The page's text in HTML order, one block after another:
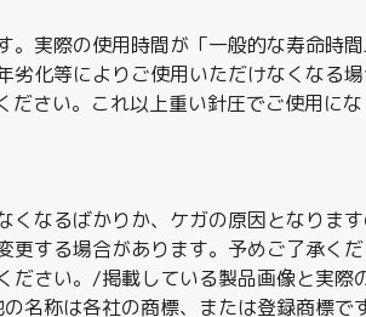
実際の使用時間が「一般的な寿命時
化等によりご使用いただけなくなる場
さい。これ以上重い針圧でご使用に
くなるばかりか、ケガの原因となりま
更する場合があります。予めご了承く
ださい。/掲載している製品画像と実
名称は各社の商標、または登録商標です